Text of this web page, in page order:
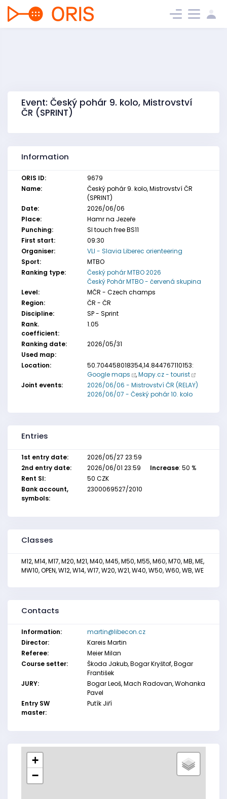
Event: Český pohár 9. kolo, Mistrovství
ČR (SPRINT)
Information
ORIS ID:
9679
Name:
Český pohár 9. kolo, Mistrovství ČR
(SPRINT)
Date:
2026/06/06
Place:
Hamr na Jezeře
Punching:
SI touch free BS11
First start:
09:30
Organiser:
VLI - Slavia Liberec orienteering
Sport:
MTBO
Ranking type:
Český pohár MTBO 2026
Český Pohár MTBO - červená skupina
Level:
MČR - Czech champs
Region:
ČR - ČR
Discipline:
SP - Sprint
Rank.
coefficient:
1.05
Ranking date:
2026/05/31
Used map:
Location:
50.704458018354,14.844767110153:
Google maps
,Mapy.cz - tourist
Joint events:
2026/06/06 - Mistrovství ČR (RELAY)
2026/06/07 - Český pohár 10. kolo
Entries
1st entry date:
2026/05/27 23:59
2nd entry date:
2026/06/01 23:59 Increase: 50 %
Rent SI:
50 CZK
Bank account,
symbols:
2300069527/2010
Classes
M12, M14, M17, M20, M21, M40, M45, M50, M55, M60, M70, MB, ME,
MW10, OPEN, W12, W14, W17, W20, W21, W40, W50, W60, WB, WE
Contacts
Information:
martin@libecon.cz
Director:
Kareis Martin
Referee:
Meier Milan
Course setter:
Škoda Jakub, Bogar Kryštof, Bogar
František
JURY:
Bogar Leoš, Mach Radovan, Wohanka
Pavel
Entry SW
master:
Putík Jiří
+
−